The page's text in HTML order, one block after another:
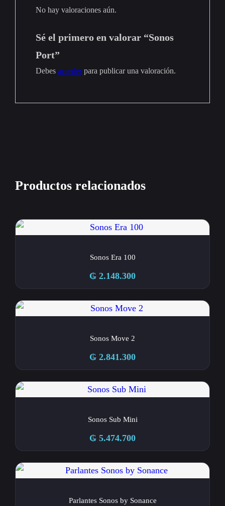
No hay valoraciones aún.
Sé el primero en valorar “Sonos
Port”
Debesaccederpara publicar una valoración.
Productos relacionados
Sonos Era 100
₲ 2.148.300
Sonos Move 2
₲ 2.841.300
Sonos Sub Mini
₲ 5.474.700
Parlantes Sonos by Sonance